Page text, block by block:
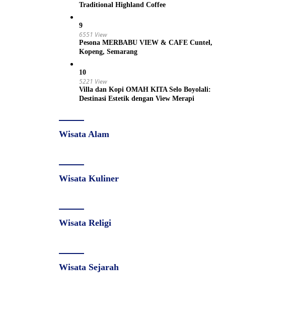
Traditional Highland Coffee
9
6551 View
Pesona MERBABU VIEW & CAFE Cuntel,
Kopeng, Semarang
10
5221 View
Villa dan Kopi OMAH KITA Selo Boyolali:
Destinasi Estetik dengan View Merapi
Wisata Alam
Wisata Kuliner
Wisata Religi
Wisata Sejarah